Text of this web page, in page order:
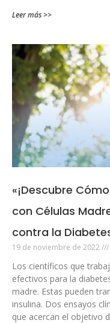
Leer más >>
«¡Descubre
con Células
contra la
19 de noviembre de 2022
Los científicos que
efectivos para la
madre. Estas pueden
insulina. Dos ensayos
que acercan el objetivo